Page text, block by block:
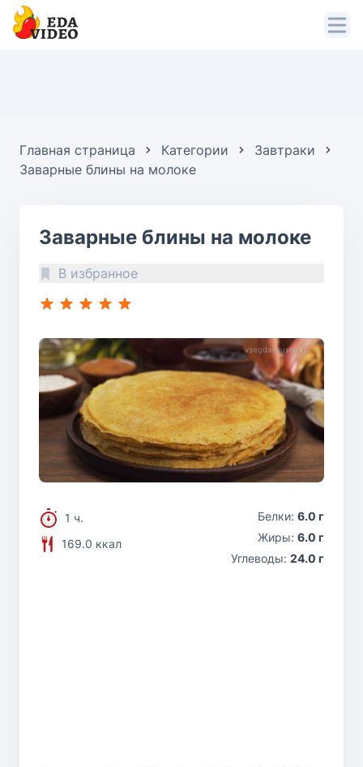
Главная страница Категории
Завтраки
Заварные блины на молоке
Заварные блины на молоке
В избранное
1 ч.
169.0 ккал
Белки: 6.0 г
Жиры: 6.0 г
Углеводы: 24.0 г